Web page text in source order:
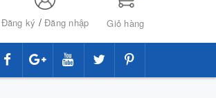
Đăng ký /Đăng nhập Giỏ hàng